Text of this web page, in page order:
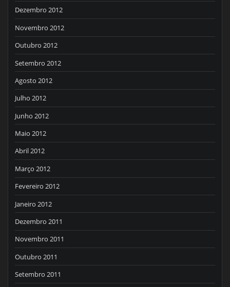
Dezembro 2012
Novembro 2012
Outubro 2012
Setembro 2012
Agosto 2012
Julho 2012
Junho 2012
Maio 2012
Abril 2012
Março 2012
Fevereiro 2012
Janeiro 2012
Dezembro 2011
Novembro 2011
Outubro 2011
Setembro 2011